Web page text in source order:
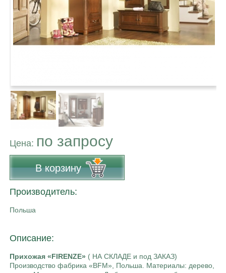
Цена: по запросу
В корзину
Производитель:
Польша
Описание:
Прихожая «FIRENZE» ( НА СКЛАДЕ и под ЗАКАЗ)
Производство фабрика «BFM», Польша. Материалы: дерево,